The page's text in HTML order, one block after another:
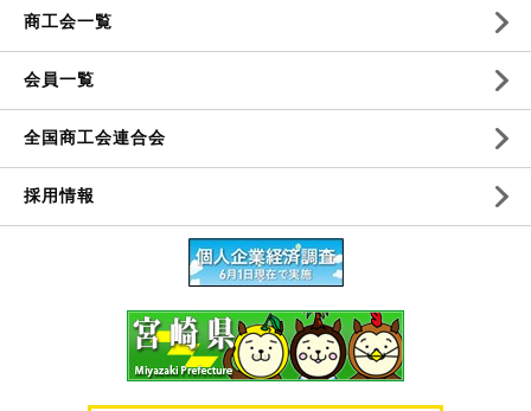
商工会一覧
会員一覧
全国商工会連合会
採用情報